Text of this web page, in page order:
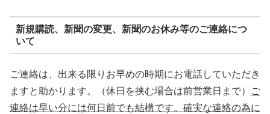
新規購読、新聞の変更、新聞のお休み等のご連絡につ
いて
ご連絡は、出来る限りお早めの時期にお電話していただき
ますと助かります。（休日を挟む場合は前営業日まで）
ご
連絡は早い分には何日前でも結構です。確実な連絡の為に